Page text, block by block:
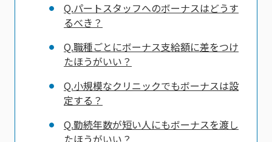
Q.パートスタッフへのボーナスはどうす
るべき？
Q.職種ごとにボーナス支給額に差をつけ
たほうがいい？
Q.小規模なクリニックでもボーナスは設
定する？
Q.勤続年数が短い人にもボーナスを渡し